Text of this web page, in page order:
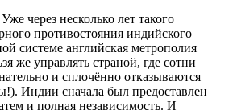
через несколько лет такого
противостояния индийского
системе английская метрополия
же управлять страной, где сотни
и сплочённо отказываются
Индии сначала был предоставлен
и полная независимость. И